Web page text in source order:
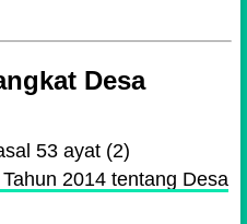
Desa
53 ayat (2)
2014 tentang Desa